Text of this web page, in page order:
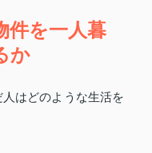
件を一人暮
か
はどのような生活を